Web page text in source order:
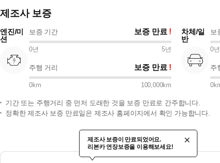
제조사 보증
엔진/미
션
보증 기간 보증 만료
0년 5년
주행 거리 보증 만료
0km 100,000km
차체/일
반
보
0년
주
0
기간 또는 주행거리 중 먼저 도래한 것을 보증 만료로 간주합니다.
정확한 제조사 보증 만료일은 제조사 홈페이지에서 확인 가능합니다.
제조사 보증이 만료되었어요.
리본카 연장보증을 이용해보세요!